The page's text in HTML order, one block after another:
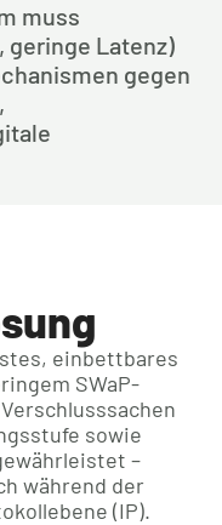
muss
Latenz)
gegen
einbettbares
SWaP-
sowie
–
während der
(IP).